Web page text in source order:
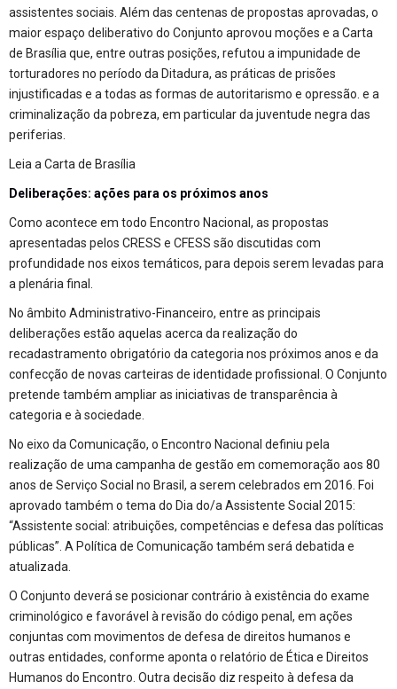
assistentes sociais. Além das centenas de propostas aprovadas, o
maior espaço deliberativo do Conjunto aprovou moções e a Carta
de Brasília que, entre outras posições, refutou a impunidade de
torturadores no período da Ditadura, as práticas de prisões
injustificadas e a todas as formas de autoritarismo e opressão. e a
criminalização da pobreza, em particular da juventude negra das
periferias.
Leia a Carta de Brasília
Deliberações: ações para os próximos anos
Como acontece em todo Encontro Nacional, as propostas
apresentadas pelos CRESS e CFESS são discutidas com
profundidade nos eixos temáticos, para depois serem levadas para
a plenária final.
No âmbito Administrativo-Financeiro, entre as principais
deliberações estão aquelas acerca da realização do
recadastramento obrigatório da categoria nos próximos anos e da
confecção de novas carteiras de identidade profissional. O Conjunto
pretende também ampliar as iniciativas de transparência à
categoria e à sociedade.
No eixo da Comunicação, o Encontro Nacional definiu pela
realização de uma campanha de gestão em comemoração aos 80
anos de Serviço Social no Brasil, a serem celebrados em 2016. Foi
aprovado também o tema do Dia do/a Assistente Social 2015:
“Assistente social: atribuições, competências e defesa das políticas
públicas”. A Política de Comunicação também será debatida e
atualizada.
O Conjunto deverá se posicionar contrário à existência do exame
criminológico e favorável à revisão do código penal, em ações
conjuntas com movimentos de defesa de direitos humanos e
outras entidades, conforme aponta o relatório de Ética e Direitos
Humanos do Encontro. Outra decisão diz respeito à defesa da